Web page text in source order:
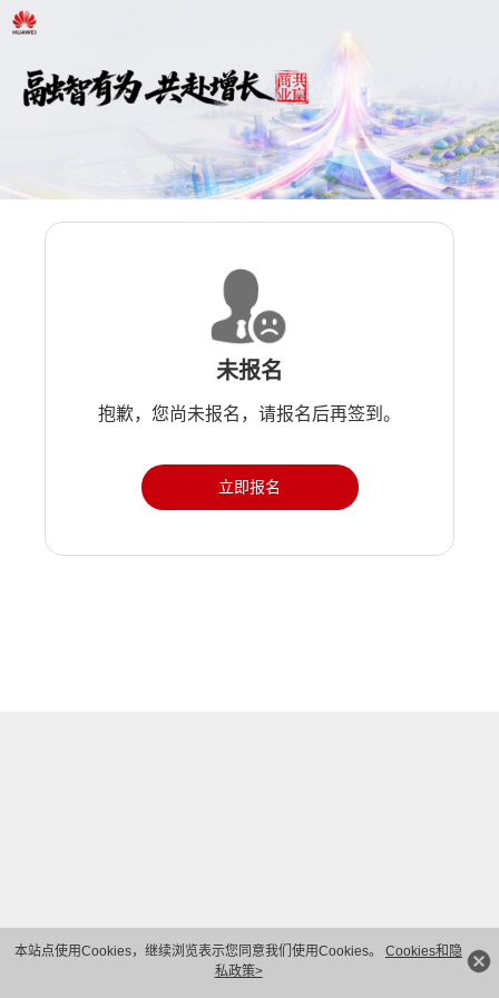
本站点使用Cookies，继续浏览表示您同意我们使用Cookies。 Cookies和隐
私政策>
未报名
抱歉，您尚未报名，请报名后再签到。
立即报名